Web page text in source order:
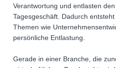
Verantwortung und entlasten
Tagesgeschäft. Dadurch
Themen wie
persönliche Entlastung.
Gerade in einer Branche, die